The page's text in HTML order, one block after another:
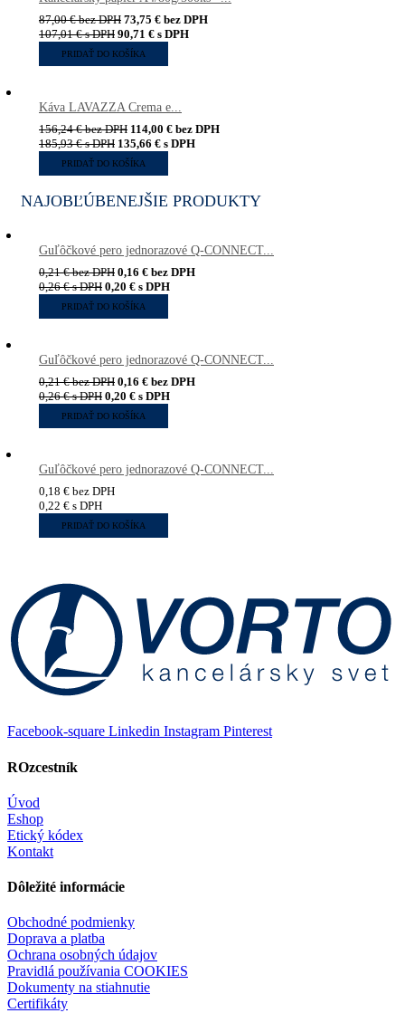
87,00€bez DPH 73,75 € bez DPH
107,01€s DPH 90,71 € s DPH
PRIDAŤ DO KOŠÍKA
Káva LAVAZZA Crema e...
156,24€bez DPH 114,00 € bez DPH
185,93€s DPH 135,66 € s DPH
PRIDAŤ DO KOŠÍKA
NAJOBĽÚBENEJŠIE PRODUKTY
Guľôčkové pero jednorazové Q-CONNECT...
0,21€bez DPH 0,16 € bez DPH
0,26€s DPH 0,20 € s DPH
PRIDAŤ DO KOŠÍKA
Guľôčkové pero jednorazové Q-CONNECT...
0,21€bez DPH 0,16 € bez DPH
0,26€s DPH 0,20 € s DPH
PRIDAŤ DO KOŠÍKA
Guľôčkové pero jednorazové Q-CONNECT...
0,18 € bez DPH
0,22 € s DPH
PRIDAŤ DO KOŠÍKA
Facebook-square Linkedin Instagram Pinterest
ROzcestník
Úvod
Eshop
Etický kódex
Kontakt
Dôležité informácie
Obchodné podmienky
Doprava a platba
Ochrana osobných údajov
Pravidlá používania COOKIES
Dokumenty na stiahnutie
Certifikáty